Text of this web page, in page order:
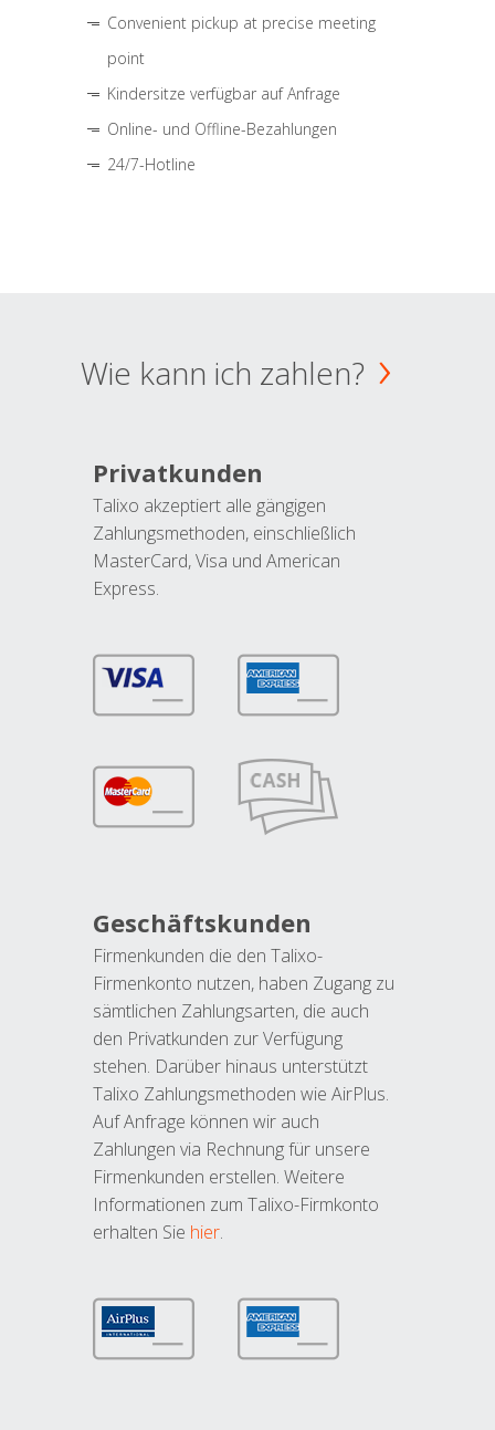
Convenient pickup at precise meeting
point
Kindersitze verfügbar auf Anfrage
Online- und Offline-Bezahlungen
24/7-Hotline
Wie kann ich zahlen?
Privatkunden
Talixo akzeptiert alle gängigen
Zahlungsmethoden, einschließlich
MasterCard, Visa und American
Express.
Geschäftskunden
Firmenkunden die den Talixo-
Firmenkonto nutzen, haben Zugang zu
sämtlichen Zahlungsarten, die auch
den Privatkunden zur Verfügung
stehen. Darüber hinaus unterstützt
Talixo Zahlungsmethoden wie AirPlus.
Auf Anfrage können wir auch
Zahlungen via Rechnung für unsere
Firmenkunden erstellen. Weitere
Informationen zum Talixo-Firmkonto
erhalten Sie hier.